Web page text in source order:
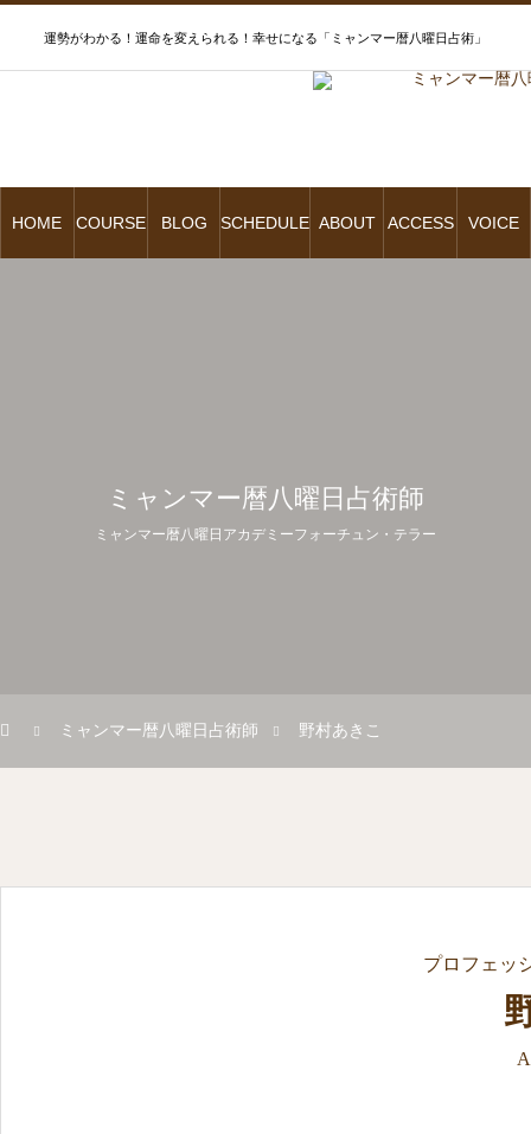
運勢がわかる！運命を変えられる！幸せになる「ミャンマー暦八曜日占術」
HOME COURSE BLOG SCHEDULE ABOUT ACCESS VOICE
ミャンマー暦八曜日占術師
ミャンマー暦八曜日アカデミーフォーチュン・テラー
ミャンマー暦八曜日占術師 野村あきこ
プロフェッ